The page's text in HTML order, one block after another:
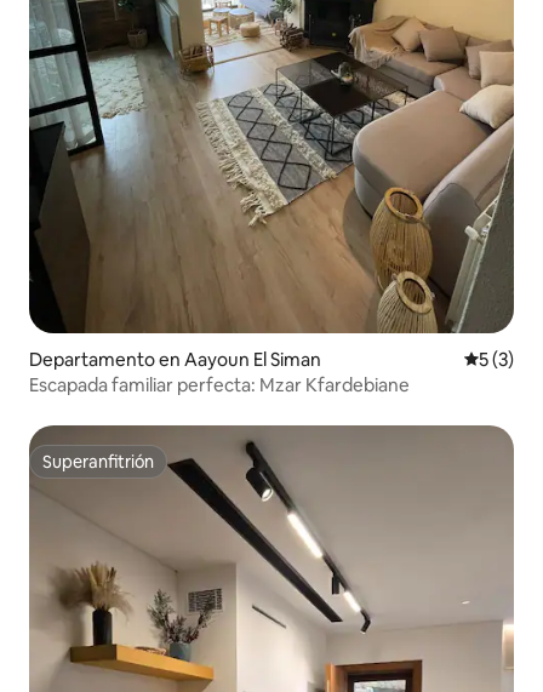
Departamento en Aayoun El Siman
5 (3)
Escapada familiar perfecta: Mzar Kfardebiane
Superanfitrión
Superanfitrión